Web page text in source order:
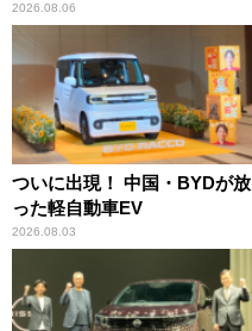
2026.08.06
ついに出現！ 中国・BYDが放
った軽自動車EV
2026.08.03